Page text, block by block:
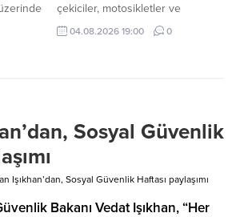
artışı
çekiciler, motosikletler ve
ekonomik binek araçlar ihalede
alıcılarını bekliyor. İşte detaylar...
04.08.2026 19:00 0
Sosyal Güvenlik
Işıkhan’dan, Sosyal Güvenlik Haftası paylaşımı
Bakanı Vedat Işıkhan, “Her